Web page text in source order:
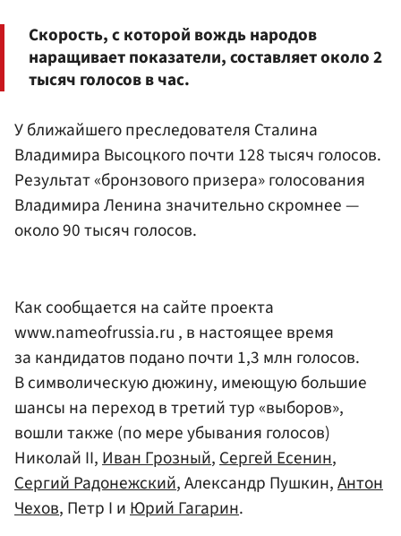
Скорость, с которой вождь народов
наращивает показатели, составляет около 2
тысяч голосов в час.
У ближайшего преследователя Сталина
Владимира Высоцкого почти 128 тысяч голосов.
Результат «бронзового призера» голосования
Владимира Ленина значительно скромнее —
около 90 тысяч голосов.
Как сообщается на сайте проекта
www.nameofrussia.ru , в настоящее время
за кандидатов подано почти 1,3 млн голосов.
В символическую дюжину, имеющую большие
шансы на переход в третий тур «выборов»,
вошли также (по мере убывания голосов)
Николай II,Иван Грозный,Сергей Есенин,
Сергий Радонежский, Александр Пушкин,Антон
Чехов, Петр I иЮрий Гагарин.